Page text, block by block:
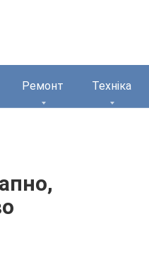
Ремонт Техніка